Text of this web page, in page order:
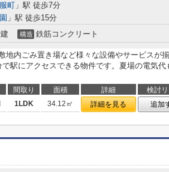
町 」駅 徒歩7分
」駅 徒歩15分
構造 鉄筋コンクリート
地内ごみ置き場など様々な設備やサービスが
駅にアクセスできる物件です。夏場の電気代
間取り 面積 詳細
検討リ
1LDK 34.12㎡ 詳細を見る 追加